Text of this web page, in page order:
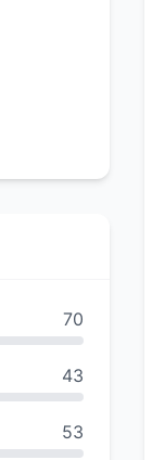
70
43
53